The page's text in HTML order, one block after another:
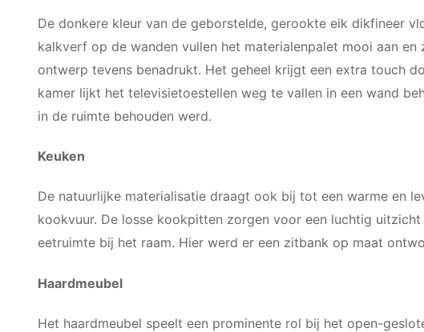
De donkere kleur van de geborstelde, gerookte eik dikfineer
kalkverf op de wanden vullen het materialenpalet mooi aan
ontwerp tevens benadrukt. Het geheel krijgt een extra touch
kamer lijkt het televisietoestellen weg te vallen in een wand
in de ruimte behouden werd.
Keuken
De natuurlijke materialisatie draagt ook bij tot een warme en
kookvuur. De losse kookpitten zorgen voor een luchtig
eetruimte bij het raam. Hier werd er een zitbank op maat
Haardmeubel
Het haardmeubel speelt een prominente rol bij het open-